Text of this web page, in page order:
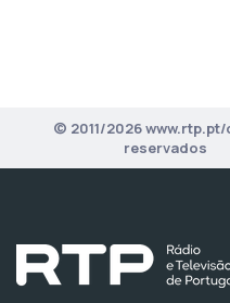
© 2011/2026
reservados